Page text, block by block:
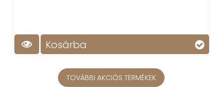
Kosárba
TOVÁBBI AKCIÓS TERMÉKEK